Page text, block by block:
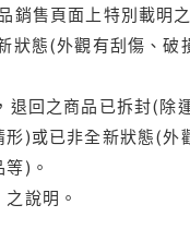
售頁面上特別載明
狀態(外觀有刮傷、
回之商品已拆封(
)或已非全新狀態(
)。
說明。